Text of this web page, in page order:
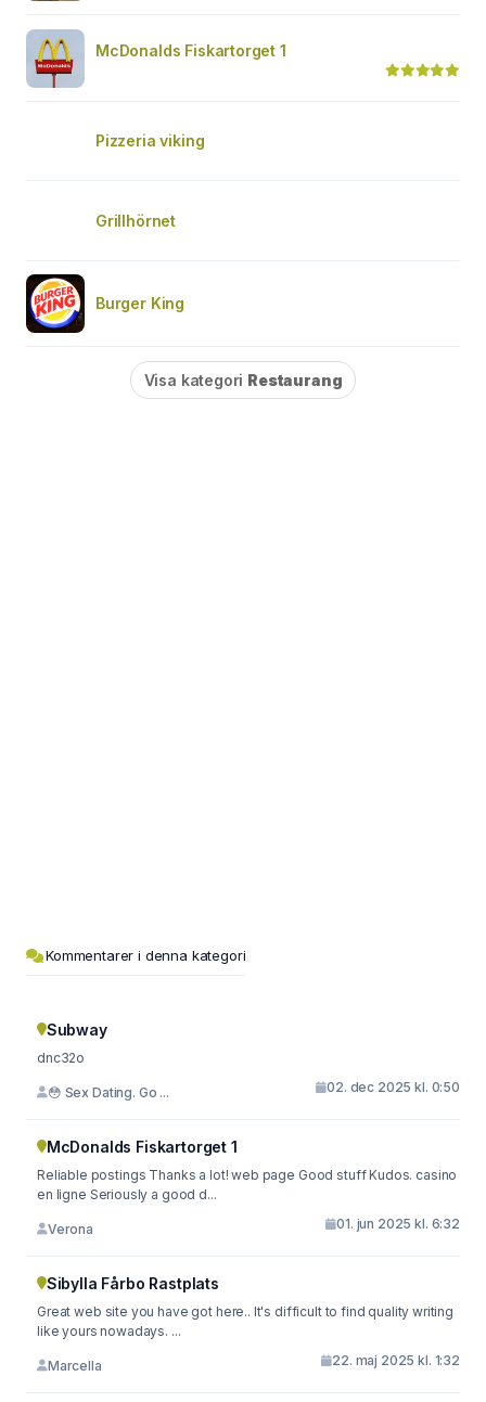
McDonalds Fiskartorget 1
Pizzeria viking
Grillhörnet
Burger King
Visa kategori Restaurang
Kommentarer i denna kategori
Subway
dnc32o
😳 Sex Dating. Go ... 02. dec 2025 kl. 0:50
McDonalds Fiskartorget 1
Reliable postings Thanks a lot! web page Good stuff Kudos. casino
en ligne Seriously a good d...
Verona 01. jun 2025 kl. 6:32
Sibylla Fårbo Rastplats
Great web site you have got here.. It's difficult to find quality writing
like yours nowadays. ...
Marcella 22. maj 2025 kl. 1:32